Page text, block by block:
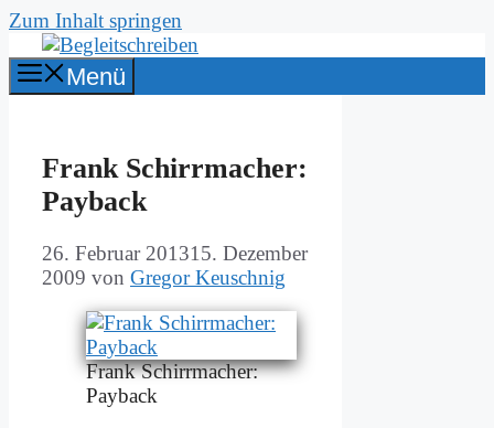
Zum Inhalt springen
Menü
Frank Schirr­ma­cher:
Payback
26. Februar 201315. Dezember
2009 von Gregor Keuschnig
Frank Schirr­ma­cher:
Payback